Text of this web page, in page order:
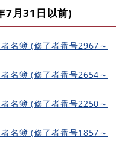
月31日以前)
名簿 (修了者番号2967～
名簿 (修了者番号2654～
名簿 (修了者番号2250～
名簿 (修了者番号1857～